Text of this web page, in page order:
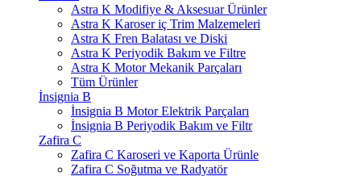
Astra K Modifiye & Aksesuar Ürünler
Astra K Karoser iç Trim Malzemeleri
Astra K Fren Balatası ve Diski
Astra K Periyodik Bakım ve Filtre
Astra K Motor Mekanik Parçaları
Tüm Ürünler
İnsignia B
İnsignia B Motor Elektrik Parçaları
İnsignia B Periyodik Bakım ve Filtr
Zafira C
Zafira C Karoseri ve Kaporta Ürünle
Zafira C Soğutma ve Radyatör